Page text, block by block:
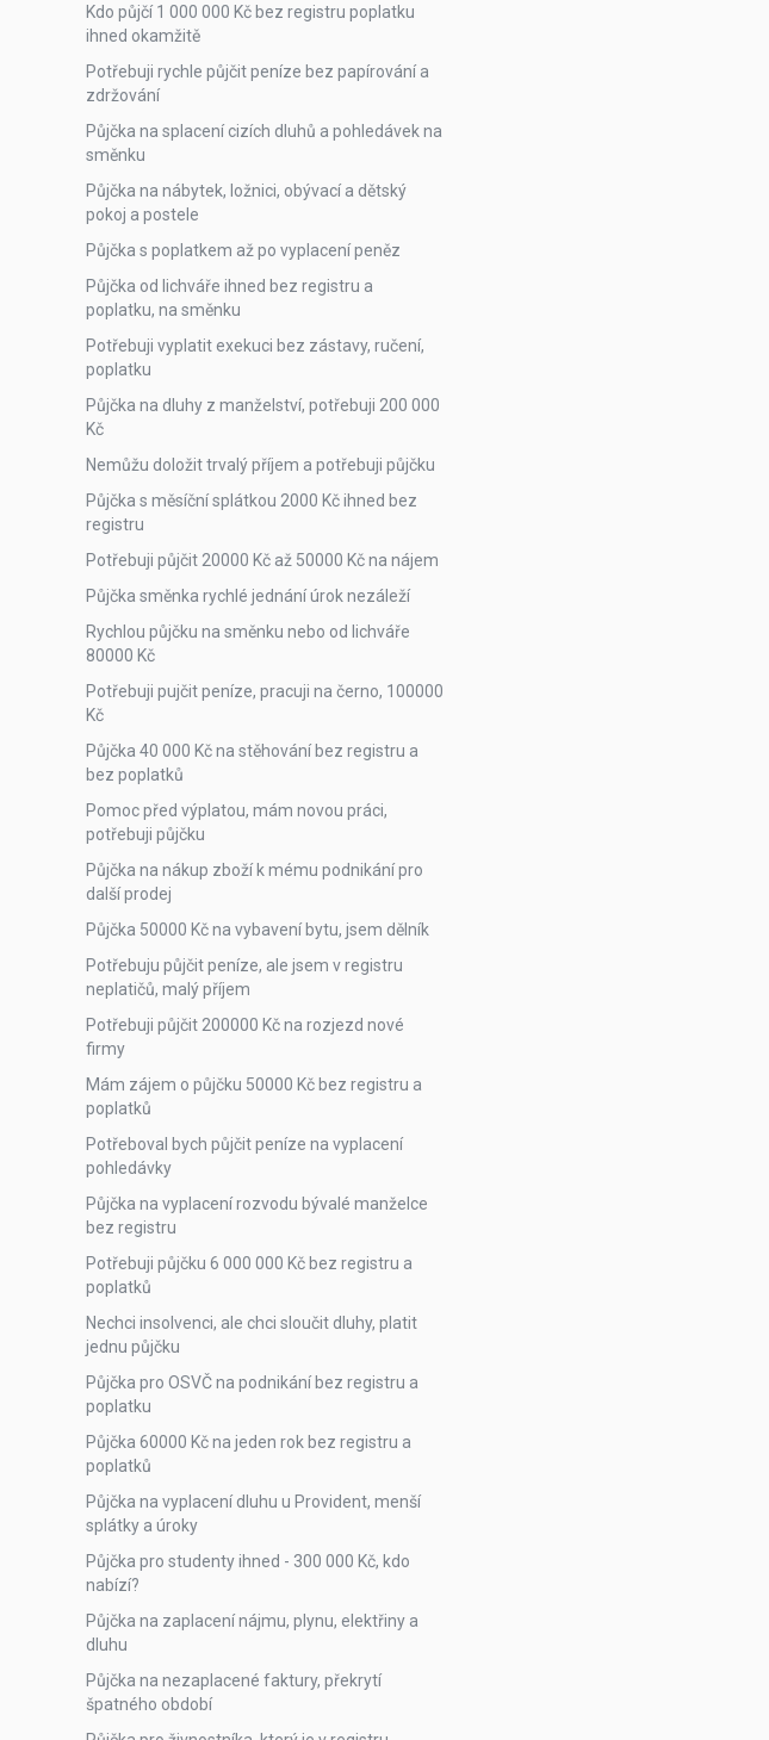
Kdo půjčí 1 000 000 Kč bez registru poplatku
ihned okamžitě
Potřebuji rychle půjčit peníze bez papírování a
zdržování
Půjčka na splacení cizích dluhů a pohledávek na
směnku
Půjčka na nábytek, ložnici, obývací a dětský
pokoj a postele
Půjčka s poplatkem až po vyplacení peněz
Půjčka od lichváře ihned bez registru a
poplatku, na směnku
Potřebuji vyplatit exekuci bez zástavy, ručení,
poplatku
Půjčka na dluhy z manželství, potřebuji 200 000
Kč
Nemůžu doložit trvalý příjem a potřebuji půjčku
Půjčka s měsíční splátkou 2000 Kč ihned bez
registru
Potřebuji půjčit 20000 Kč až 50000 Kč na nájem
Půjčka směnka rychlé jednání úrok nezáleží
Rychlou půjčku na směnku nebo od lichváře
80000 Kč
Potřebuji pujčit peníze, pracuji na černo, 100000
Kč
Půjčka 40 000 Kč na stěhování bez registru a
bez poplatků
Pomoc před výplatou, mám novou práci,
potřebuji půjčku
Půjčka na nákup zboží k mému podnikání pro
další prodej
Půjčka 50000 Kč na vybavení bytu, jsem dělník
Potřebuju půjčit peníze, ale jsem v registru
neplatičů, malý příjem
Potřebuji půjčit 200000 Kč na rozjezd nové
firmy
Mám zájem o půjčku 50000 Kč bez registru a
poplatků
Potřeboval bych půjčit peníze na vyplacení
pohledávky
Půjčka na vyplacení rozvodu bývalé manželce
bez registru
Potřebuji půjčku 6 000 000 Kč bez registru a
poplatků
Nechci insolvenci, ale chci sloučit dluhy, platit
jednu půjčku
Půjčka pro OSVČ na podnikání bez registru a
poplatku
Půjčka 60000 Kč na jeden rok bez registru a
poplatků
Půjčka na vyplacení dluhu u Provident, menší
splátky a úroky
Půjčka pro studenty ihned - 300 000 Kč, kdo
nabízí?
Půjčka na zaplacení nájmu, plynu, elektřiny a
dluhu
Půjčka na nezaplacené faktury, překrytí
špatného období